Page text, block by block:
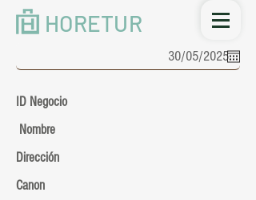
HORETUR
ID Negocio
Nombre
Dirección
Canon